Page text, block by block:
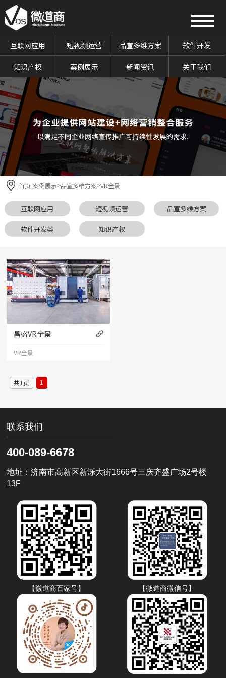
互联网应用 短视频运营 品宣多维方案 软件开发
知识产权 案例展示 新闻资讯 关于我们
首页-案例展示>品宣多维方案>VR全景
互联网应用 短视频运营 品宣多维方案
软件开发类 知识产权
昌盛VR全景
VR全景
共1页 1
联系我们
400-089-6678
地址：济南市高新区新泺大街1666号三庆齐盛广场2号楼
13F
【微道商百家号】 【微道商微信号】